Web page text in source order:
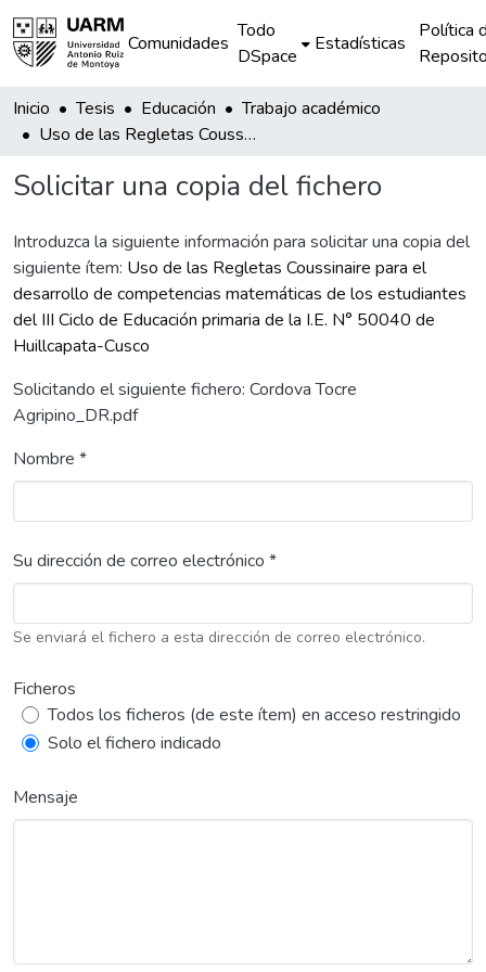
Comunidades
Todo
DSpace
Estadísticas
Política
Inicio Tesis Educación
Trabajo académico
Uso de las Regletas Coussinaire para el desarrollo de competencias matemáticas de los estudiantes del III Ciclo de Educación primaria de la I.E. N° 50040 de Huillcapata-Cusco
Solicitar una copia del fichero
Introduzca la siguiente información para solicitar una copia del
siguiente ítem: Uso de las Regletas Coussinaire para el
desarrollo de competencias matemáticas de los estudiantes
del III Ciclo de Educación primaria de la I.E. N° 50040 de
Huillcapata-Cusco
Solicitando el siguiente fichero: Cordova Tocre
Agripino_DR.pdf
Nombre *
Su dirección de correo electrónico *
Se enviará el fichero a esta dirección de correo electrónico.
Ficheros
Todos los ficheros (de este ítem) en acceso restringido
Solo el fichero indicado
Mensaje